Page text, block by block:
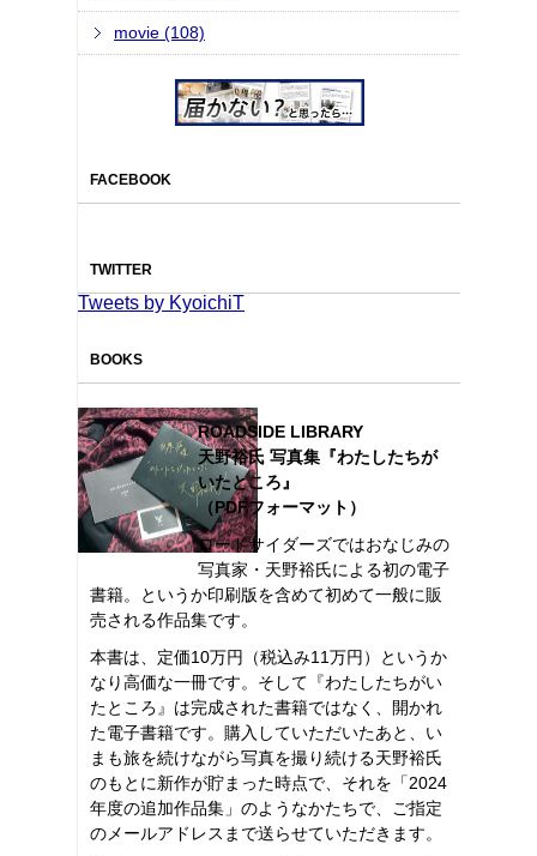
movie (108)
FACEBOOK
TWITTER
Tweets by KyoichiT
BOOKS
ROADSIDE LIBRARY
天野裕氏 写真集『わたしたちが
いたところ』
（PDFフォーマット）
ロードサイダーズではおなじみの
写真家・天野裕氏による初の電子
書籍。というか印刷版を含めて初めて一般に販
売される作品集です。
本書は、定価10万円（税込み11万円）というか
なり高価な一冊です。そして『わたしたちがい
たところ』は完成された書籍ではなく、開かれ
た電子書籍です。購入していただいたあと、い
まも旅を続けながら写真を撮り続ける天野裕氏
のもとに新作が貯まった時点で、それを「2024
年度の追加作品集」のようなかたちで、ご指定
のメールアドレスまで送らせていただきます。